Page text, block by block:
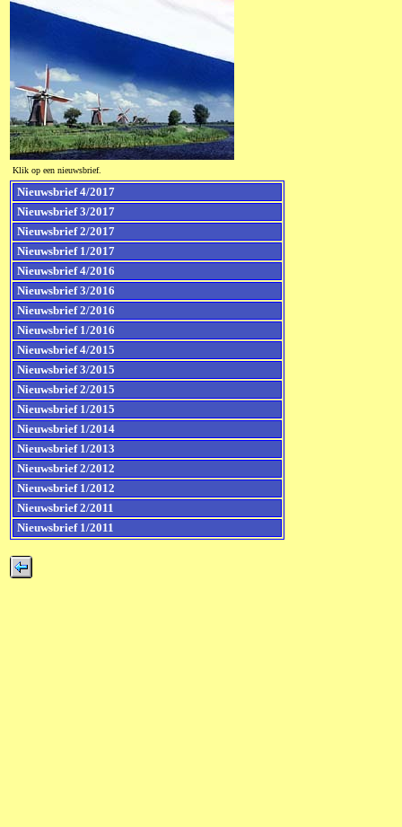
Klik op een nieuwsbrief.
Nieuwsbrief 4/2017
Nieuwsbrief 3/2017
Nieuwsbrief 2/2017
Nieuwsbrief 1/2017
Nieuwsbrief 4/2016
Nieuwsbrief 3/2016
Nieuwsbrief 2/2016
Nieuwsbrief 1/2016
Nieuwsbrief 4/2015
Nieuwsbrief 3/2015
Nieuwsbrief 2/2015
Nieuwsbrief 1/2015
Nieuwsbrief 1/2014
Nieuwsbrief 1/2013
Nieuwsbrief 2/2012
Nieuwsbrief 1/2012
Nieuwsbrief 2/2011
Nieuwsbrief 1/2011